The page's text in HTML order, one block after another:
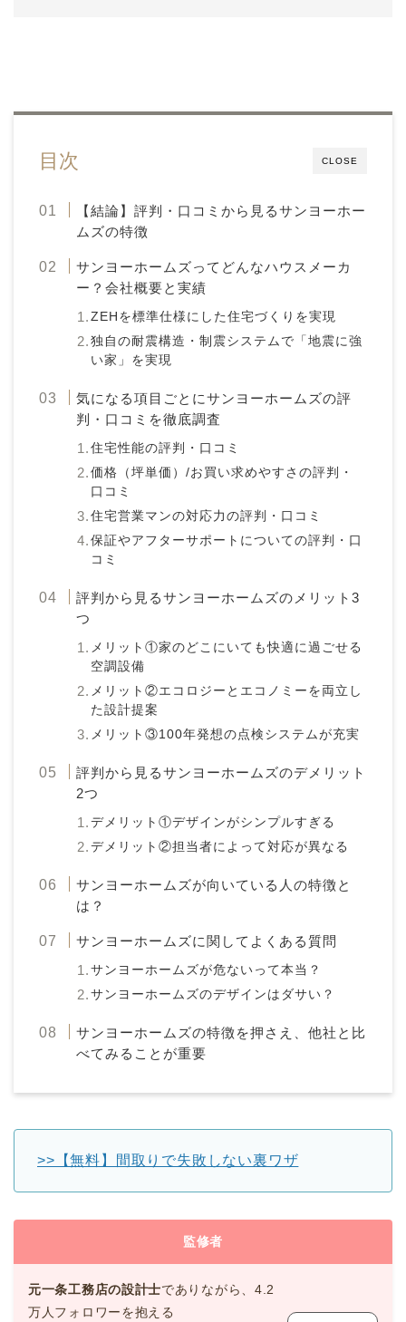
CLOSE
目次
【結論】評判・口コミから見るサンヨーホー
ムズの特徴
サンヨーホームズってどんなハウスメーカ
ー？会社概要と実績
ZEHを標準仕様にした住宅づくりを実現
独自の耐震構造・制震システムで「地震に強
い家」を実現
気になる項目ごとにサンヨーホームズの評
判・口コミを徹底調査
住宅性能の評判・口コミ
価格（坪単価）/お買い求めやすさの評判・
口コミ
住宅営業マンの対応力の評判・口コミ
保証やアフターサポートについての評判・口
コミ
評判から見るサンヨーホームズのメリット3
つ
メリット①家のどこにいても快適に過ごせる
空調設備
メリット②エコロジーとエコノミーを両立し
た設計提案
メリット③100年発想の点検システムが充実
評判から見るサンヨーホームズのデメリット
2つ
デメリット①デザインがシンプルすぎる
デメリット②担当者によって対応が異なる
サンヨーホームズが向いている人の特徴と
は？
サンヨーホームズに関してよくある質問
サンヨーホームズが危ないって本当？
サンヨーホームズのデザインはダサい？
サンヨーホームズの特徴を押さえ、他社と比
べてみることが重要
>>【無料】間取りで失敗しない裏ワザ
監修者
元一条工務店の設計士でありながら、4.2
万人フォロワーを抱える